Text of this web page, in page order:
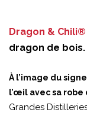
Dragon & Chili®
dragon de bois.
À l’image du
l’œil avec sa robe
Grandes